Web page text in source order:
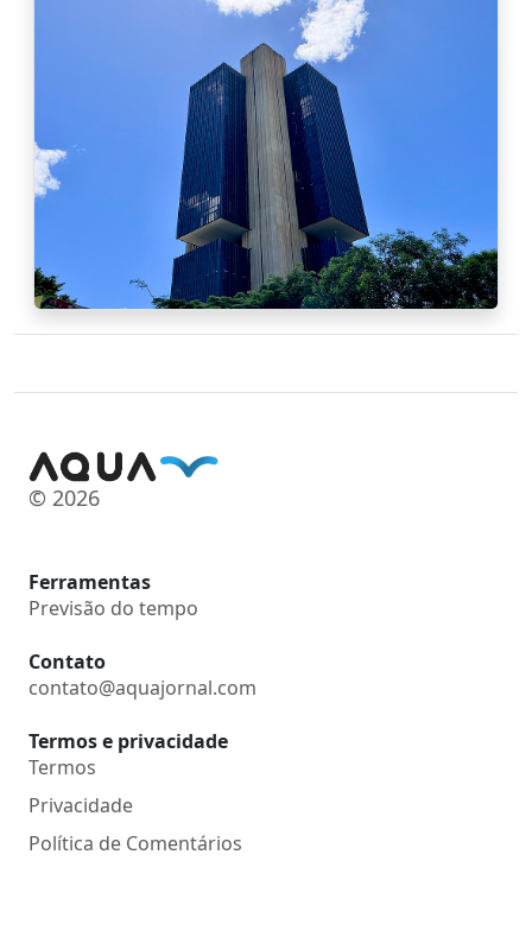
© 2026
Ferramentas
Previsão do tempo
Contato
contato@aquajornal.com
Termos e privacidade
Termos
Privacidade
Política de Comentários